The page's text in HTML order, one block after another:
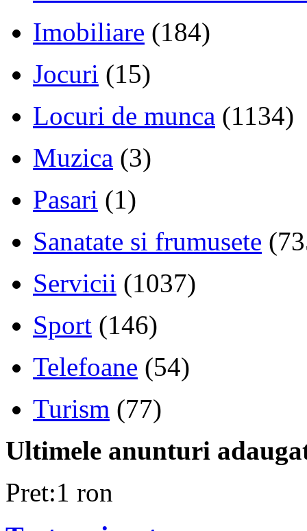
Imobiliare (184)
Jocuri (15)
Locuri de munca (1134)
Muzica (3)
Pasari (1)
Sanatate si frumusete
Servicii (1037)
Sport (146)
Telefoane (54)
Turism (77)
Ultimele anunturi
Pret:1 ron